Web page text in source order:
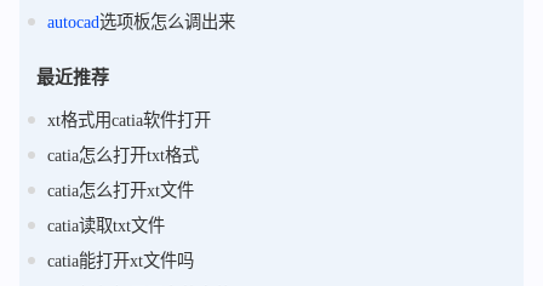
autocad选项板怎么调出来
最近推荐
xt格式用catia软件打开
catia怎么打开txt格式
catia怎么打开xt文件
catia读取txt文件
catia能打开xt文件吗